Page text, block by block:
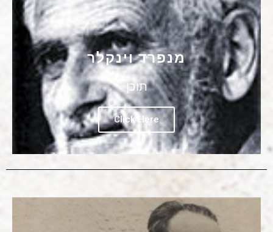
מנפרד וינקלר
תוכן
Click Here